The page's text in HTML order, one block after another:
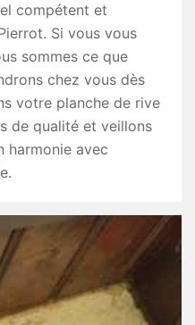
compétent et
Si vous vous
sommes ce que
chez vous dès
votre planche de rive
de qualité et veillons
harmonie avec